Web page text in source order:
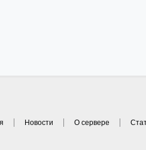
Новости О сервере